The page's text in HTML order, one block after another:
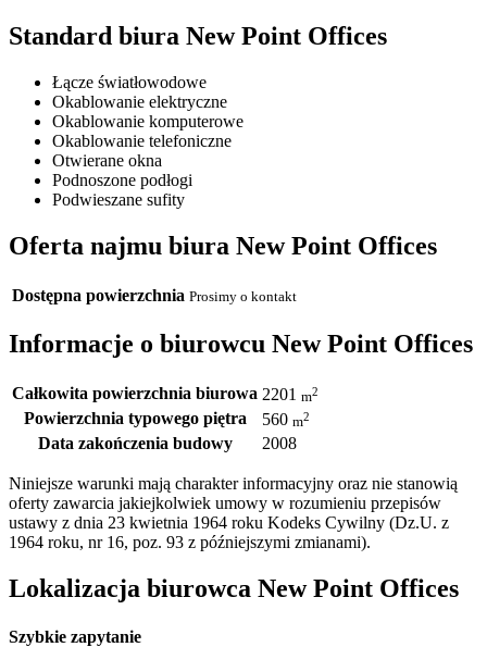
Standard biura New Point Offices
Łącze światłowodowe
Okablowanie elektryczne
Okablowanie komputerowe
Okablowanie telefoniczne
Otwierane okna
Podnoszone podłogi
Podwieszane sufity
Oferta najmu biura New Point Offices
Dostępna powierzchnia Prosimy o kontakt
Informacje o biurowcu New Point Offices
Całkowita powierzchnia biurowa 2201 m2
Powierzchnia typowego piętra 560 m2
Data zakończenia budowy 2008
Niniejsze warunki mają charakter informacyjny oraz nie stanowią
oferty zawarcia jakiejkolwiek umowy w rozumieniu przepisów
ustawy z dnia 23 kwietnia 1964 roku Kodeks Cywilny (Dz.U. z
1964 roku, nr 16, poz. 93 z późniejszymi zmianami).
Lokalizacja biurowca New Point Offices
Szybkie zapytanie